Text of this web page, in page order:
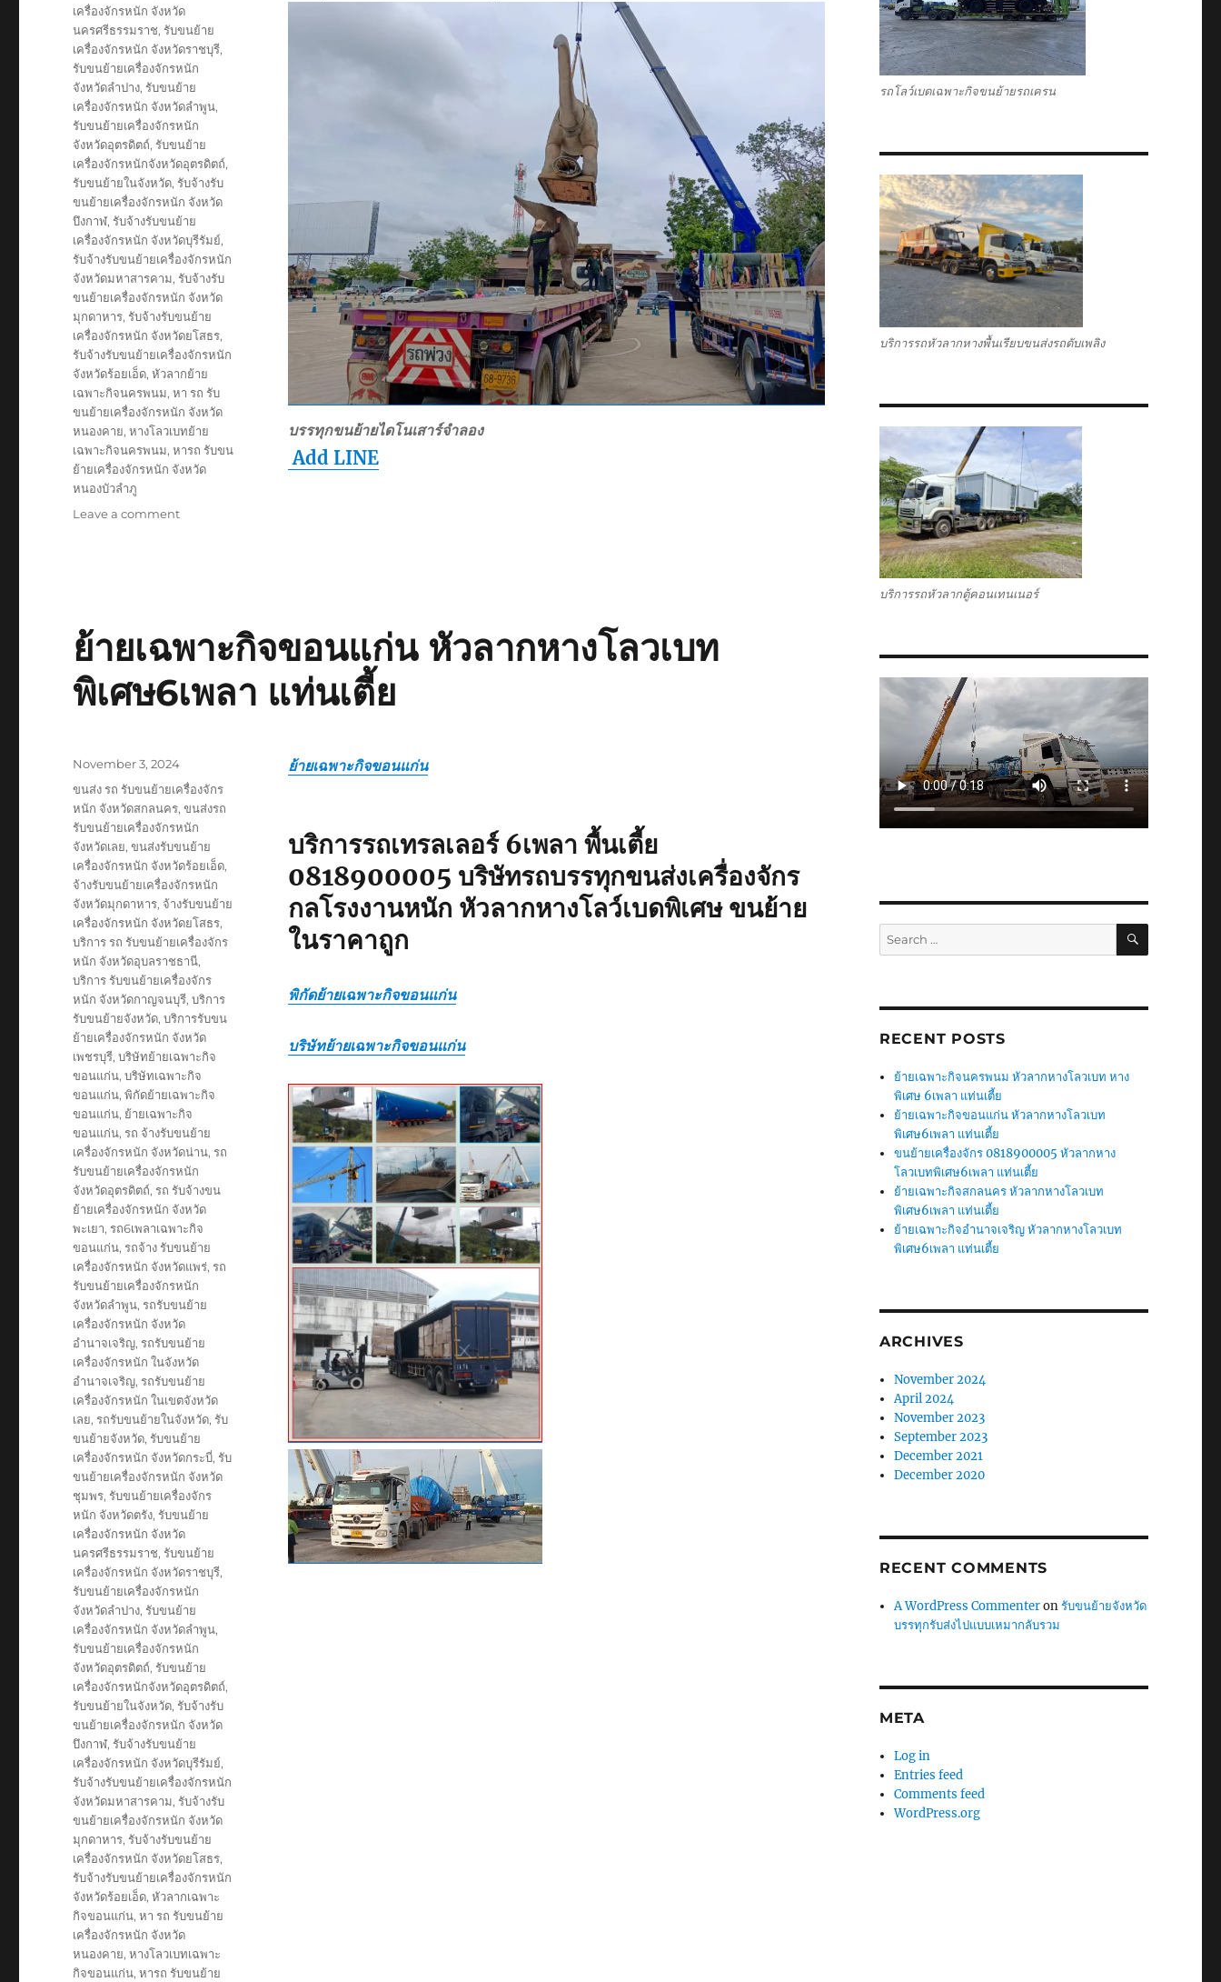
บรรทุกขนย้ายไดโนเสาร์จำลอง
Add LINE
เครื่องจักรหนัก จังหวัด
นครศรีธรรมราช,รับขนย้าย
เครื่องจักรหนัก จังหวัดราชบุรี,
รับขนย้ายเครื่องจักรหนัก
จังหวัดลำปาง,รับขนย้าย
เครื่องจักรหนัก จังหวัดลำพูน,
รับขนย้ายเครื่องจักรหนัก
จังหวัดอุตรดิตถ์,รับขนย้าย
เครื่องจักรหนักจังหวัดอุตรดิตถ์,
รับขนย้ายในจังหวัด,รับจ้างรับ
ขนย้ายเครื่องจักรหนัก จังหวัด
บึงกาฬ,รับจ้างรับขนย้าย
เครื่องจักรหนัก จังหวัดบุรีรัมย์,
รับจ้างรับขนย้ายเครื่องจักรหนัก
จังหวัดมหาสารคาม,รับจ้างรับ
ขนย้ายเครื่องจักรหนัก จังหวัด
มุกดาหาร,รับจ้างรับขนย้าย
เครื่องจักรหนัก จังหวัดยโสธร,
รับจ้างรับขนย้ายเครื่องจักรหนัก
จังหวัดร้อยเอ็ด,หัวลากย้าย
เฉพาะกิจนครพนม,หา รถ รับ
ขนย้ายเครื่องจักรหนัก จังหวัด
หนองคาย,หางโลวเบทย้าย
เฉพาะกิจนครพนม,หารถ รับขน
ย้ายเครื่องจักรหนัก จังหวัด
หนองบัวลำภู
Leave a commenton
หาง
โลวเบท
หาง
พิเศษ
ย้ายเฉพาะกิจขอนแก่น หัวลากหางโลวเบท
พิเศษ6เพลา แท่นเตี้ย
ย้ายเฉพาะกิจขอนแก่น
บริการรถเทรลเลอร์ 6เพลา พื้นเตี้ย
0818900005 บริษัทรถบรรทุกขนส่งเครื่องจักร
กลโรงงานหนัก หัวลากหางโลว์เบดพิเศษ ขนย้าย
ในราคาถูก
พิกัดย้ายเฉพาะกิจขอนแก่น
บริษัทย้ายเฉพาะกิจขอนแก่น
Posted
November 3, 2024
Tags
ขนส่ง รถ รับขนย้ายเครื่องจักร
หนัก จังหวัดสกลนคร,ขนส่งรถ
รับขนย้ายเครื่องจักรหนัก
จังหวัดเลย,ขนส่งรับขนย้าย
เครื่องจักรหนัก จังหวัดร้อยเอ็ด,
จ้างรับขนย้ายเครื่องจักรหนัก
จังหวัดมุกดาหาร, จ้างรับขนย้าย
เครื่องจักรหนัก จังหวัดยโสธร,
บริการ รถ รับขนย้ายเครื่องจักร
หนัก จังหวัดอุบลราชธานี,
บริการ รับขนย้ายเครื่องจักร
หนัก จังหวัดกาญจนบุรี,บริการ
รับขนย้ายจังหวัด,บริการรับขน
ย้ายเครื่องจักรหนัก จังหวัด
เพชรบุรี,บริษัทย้ายเฉพาะกิจ
ขอนแก่น,บริษัทเฉพาะกิจ
ขอนแก่น,พิกัดย้ายเฉพาะกิจ
ขอนแก่น, ย้ายเฉพาะกิจ
ขอนแก่น,รถ จ้างรับขนย้าย
เครื่องจักรหนัก จังหวัดน่าน,รถ
รับขนย้ายเครื่องจักรหนัก
จังหวัดอุตรดิตถ์,รถ รับจ้างขน
ย้ายเครื่องจักรหนัก จังหวัด
พะเยา,รถ6เพลาเฉพาะกิจ
ขอนแก่น,รถจ้าง รับขนย้าย
เครื่องจักรหนัก จังหวัดแพร่,รถ
รับขนย้ายเครื่องจักรหนัก
จังหวัดลำพูน,รถรับขนย้าย
เครื่องจักรหนัก จังหวัด
อำนาจเจริญ,รถรับขนย้าย
เครื่องจักรหนัก ในจังหวัด
อำนาจเจริญ,รถรับขนย้าย
เครื่องจักรหนัก ในเขตจังหวัด
เลย,รถรับขนย้ายในจังหวัด,รับ
ขนย้ายจังหวัด,รับขนย้าย
เครื่องจักรหนัก จังหวัดกระบี่,รับ
ขนย้ายเครื่องจักรหนัก จังหวัด
ชุมพร,รับขนย้ายเครื่องจักร
หนัก จังหวัดตรัง,รับขนย้าย
เครื่องจักรหนัก จังหวัด
นครศรีธรรมราช,รับขนย้าย
เครื่องจักรหนัก จังหวัดราชบุรี,
รับขนย้ายเครื่องจักรหนัก
จังหวัดลำปาง,รับขนย้าย
เครื่องจักรหนัก จังหวัดลำพูน,
รับขนย้ายเครื่องจักรหนัก
จังหวัดอุตรดิตถ์,รับขนย้าย
เครื่องจักรหนักจังหวัดอุตรดิตถ์,
รับขนย้ายในจังหวัด,รับจ้างรับ
ขนย้ายเครื่องจักรหนัก จังหวัด
บึงกาฬ,รับจ้างรับขนย้าย
เครื่องจักรหนัก จังหวัดบุรีรัมย์,
รับจ้างรับขนย้ายเครื่องจักรหนัก
จังหวัดมหาสารคาม,รับจ้างรับ
ขนย้ายเครื่องจักรหนัก จังหวัด
มุกดาหาร,รับจ้างรับขนย้าย
เครื่องจักรหนัก จังหวัดยโสธร,
รับจ้างรับขนย้ายเครื่องจักรหนัก
จังหวัดร้อยเอ็ด,หัวลากเฉพาะ
กิจขอนแก่น,หา รถ รับขนย้าย
เครื่องจักรหนัก จังหวัด
หนองคาย,หางโลวเบทเฉพาะ
กิจขอนแก่น,หารถ รับขนย้าย
รถโลว์เบดเฉพาะกิจขนย้ายรถเครน
บริการรถหัวลากหางพื้นเรียบขนส่งรถดับเพลิง
บริการรถหัวลากตู้คอนเทนเนอร์
Search
for:
SEARCH
RECENT POSTS
ย้ายเฉพาะกิจนครพนม หัวลากหางโลวเบท หาง
พิเศษ 6เพลา แท่นเตี้ย
ย้ายเฉพาะกิจขอนแก่น หัวลากหางโลวเบท
พิเศษ6เพลา แท่นเตี้ย
ขนย้ายเครื่องจักร 0818900005 หัวลากหาง
โลวเบทพิเศษ6เพลา แท่นเตี้ย
ย้ายเฉพาะกิจสกลนคร หัวลากหางโลวเบท
พิเศษ6เพลา แท่นเตี้ย
ย้ายเฉพาะกิจอำนาจเจริญ หัวลากหางโลวเบท
พิเศษ6เพลา แท่นเตี้ย
ARCHIVES
November 2024
April 2024
November 2023
September 2023
December 2021
December 2020
RECENT COMMENTS
A WordPress Commenteronรับขนย้ายจังหวัด
บรรทุกรับส่งไปแบบเหมากลับรวม
META
Log in
Entries feed
Comments feed
WordPress.org